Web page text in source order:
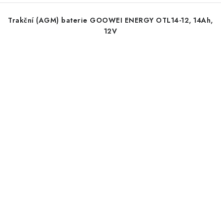
Trakční (AGM) baterie GOOWEI ENERGY OTL14-12, 14Ah,
12V